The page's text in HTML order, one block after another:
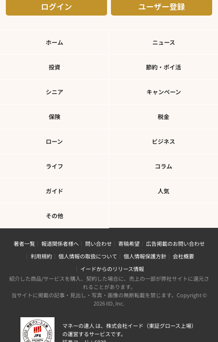
ログイン ユーザー登録
ホーム ニュース
投資 節約・ポイ活
シニア キャンペーン
保険 税金
ローン ビジネス
ライフ コラム
ガイド 人気
その他
著者一覧 報道関係者様へ 問い合わせ 寄稿希望
広告掲載のお問い合わせ
利用規約
個人情報の取扱について 個人情報保護方針
会社概要
イードからのリリース情報
紹介した商品/サービスを購入、契約した場合に、売上の一部が弊社サイトに還元さ
れることがあります。
当サイトに掲載の記事・見出し・写真・画像の無断転載を禁じます。Copyright ©
2026 IID, Inc.
マネーの達人 は、株式会社イード（東証グロース上場）
の運営するサービスです。